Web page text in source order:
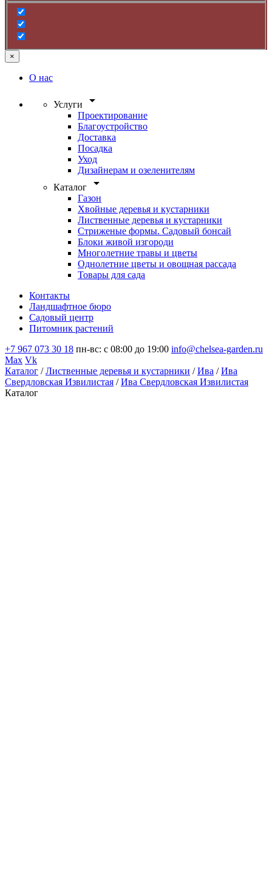
×
О нас
Услуги arrow_drop_down
Проектирование
Благоустройство
Доставка
Посадка
Уход
Дизайнерам и озеленителям
Каталог
arrow_drop_down
Газон
Хвойные деревья и кустарники
Лиственные деревья и кустарники
Стриженые формы. Садовый бонсай
Блоки живой изгороди
Многолетние травы и цветы
Однолетние цветы и овощная рассада
Товары для сада
Контакты
Ландшафтное бюро
Садовый центр
Питомник растений
+7 967 073 30 18 пн-вс: с 08:00 до 19:00 info@chelsea-garden.ru
Max Vk
Каталог /Лиственные деревья и кустарники /Ива /Ива
Свердловская Извилистая /Ива Свердловская Извилистая
Каталог